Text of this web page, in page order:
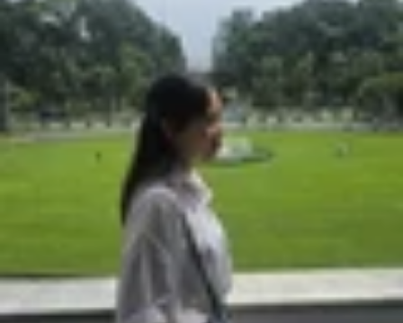
Top điện thoại 5G dưới 5 triệu tốt,
đáng mua nhất hiện nay
Hồng Huệ
Ngày đăng:18/12/2025
18/12/2025
Theo dõi XTMobile trên